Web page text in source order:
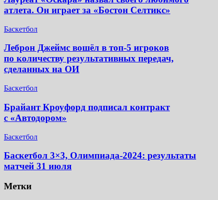
атлета. Он играет за «Бостон Селтикс»
Баскетбол
Леброн Джеймс вошёл в топ-5 игроков
по количеству результативных передач,
сделанных на ОИ
Баскетбол
Брайант Кроуфорд подписал контракт
с «Автодором»
Баскетбол
Баскетбол 3×3, Олимпиада-2024: результаты
матчей 31 июля
Метки